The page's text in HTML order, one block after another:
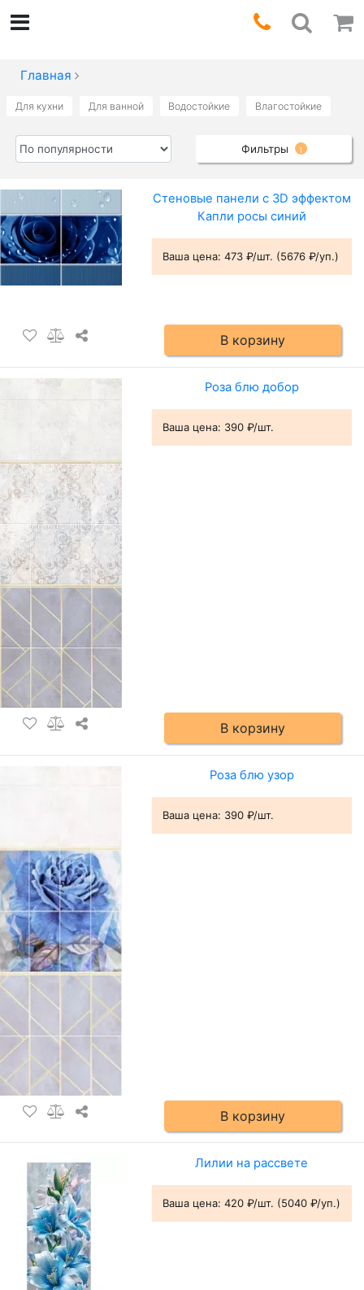
Главная
Для кухни Для ванной Водостойкие Влагостойкие
Фильтры 1
Стеновые панели с 3D эффектом
Капли росы синий
Ваша цена: 473 ₽/шт. (5676 ₽/уп.)
В корзину
Роза блю добор
Ваша цена: 390 ₽/шт.
В корзину
Роза блю узор
Ваша цена: 390 ₽/шт.
В корзину
Лилии на рассвете
Ваша цена: 420 ₽/шт. (5040 ₽/уп.)